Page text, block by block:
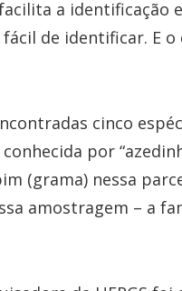
a identificação
de identificar. E
cinco
por
(grama) nessa
amostragem – a